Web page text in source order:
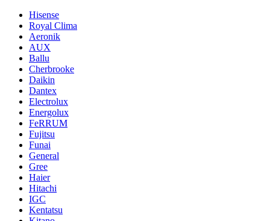
Hisense
Royal Clima
Aeronik
AUX
Ballu
Cherbrooke
Daikin
Dantex
Electrolux
Energolux
FeRRUM
Fujitsu
Funai
General
Gree
Haier
Hitachi
IGC
Kentatsu